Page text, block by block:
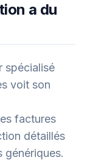
a du
spécialisé
voit son
factures
détaillés